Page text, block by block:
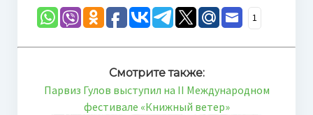
1
Смотрите также:
Парвиз Гулов выступил на II Международном
фестивале «Книжный ветер»